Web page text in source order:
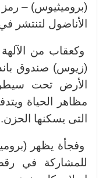
(بروميثيوس) – رمز
الأناضول لتنتشر
وكعقاب من
(زيوس) صندوق
الأرض تحت
مظاهر الحياة
التى يسكنها الحزن.
وفجأة يظهر
للمشاركة في